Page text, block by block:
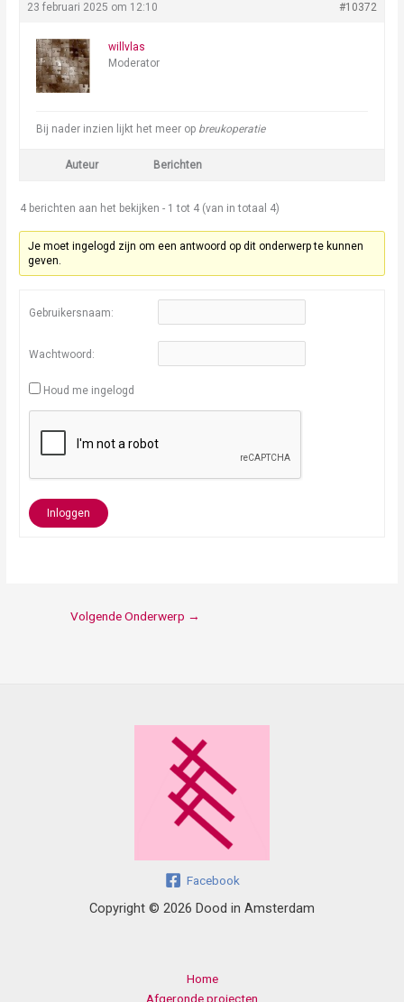
23 februari 2025 om 12:10 #10372
willvlas
Moderator
Bij nader inzien lijkt het meer op breukoperatie
Auteur Berichten
4 berichten aan het bekijken - 1 tot 4 (van in totaal 4)
Je moet ingelogd zijn om een antwoord op dit onderwerp te kunnen
geven.
Gebruikersnaam:
Wachtwoord:
Houd me ingelogd
Inloggen
Volgende Onderwerp →
Facebook
Copyright © 2026 Dood in Amsterdam
Home
Afgeronde projecten